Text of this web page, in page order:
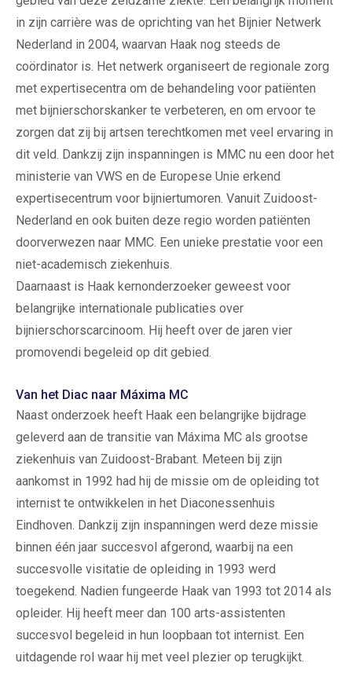
in zijn carrière was de oprichting van het Bijnier Netwerk
Nederland in 2004, waarvan Haak nog steeds de
coördinator is. Het netwerk organiseert de regionale zorg
met expertisecentra om de behandeling voor patiënten
met bijnierschorskanker te verbeteren, en om ervoor te
zorgen dat zij bij artsen terechtkomen met veel ervaring in
dit veld. Dankzij zijn inspanningen is MMC nu een door het
ministerie van VWS en de Europese Unie erkend
expertisecentrum voor bijniertumoren. Vanuit Zuidoost-
Nederland en ook buiten deze regio worden patiënten
doorverwezen naar MMC. Een unieke prestatie voor een
niet-academisch ziekenhuis.
Daarnaast is Haak kernonderzoeker geweest voor
belangrijke internationale publicaties over
bijnierschorscarcinoom. Hij heeft over de jaren vier
promovendi begeleid op dit gebied.
Van het Diac naar Máxima MC
Naast onderzoek heeft Haak een belangrijke bijdrage
geleverd aan de transitie van Máxima MC als grootse
ziekenhuis van Zuidoost-Brabant. Meteen bij zijn
aankomst in 1992 had hij de missie om de opleiding tot
internist te ontwikkelen in het Diaconessenhuis
Eindhoven. Dankzij zijn inspanningen werd deze missie
binnen één jaar succesvol afgerond, waarbij na een
succesvolle visitatie de opleiding in 1993 werd
toegekend. Nadien fungeerde Haak van 1993 tot 2014 als
opleider. Hij heeft meer dan 100 arts-assistenten
succesvol begeleid in hun loopbaan tot internist. Een
uitdagende rol waar hij met veel plezier op terugkijkt.